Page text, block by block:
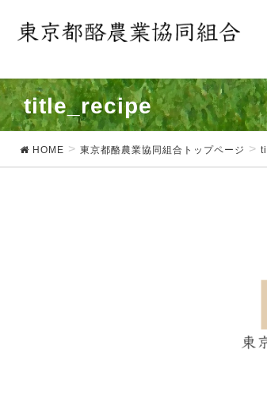
title_recipe
HOME 東京都酪農業協同組合トップページ